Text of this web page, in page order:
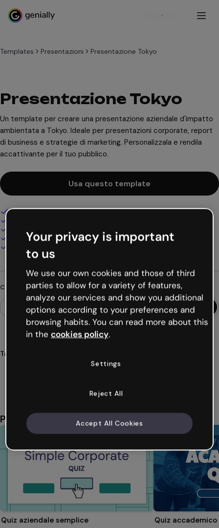
Registrati
Templates Presentazioni Presentazione Tokyo
Presentazione Tokyo
Un template per creare una presentazione aziendale d'impatto
ambientata a Tokyo. Ideale per presentazioni corporate, report
di business e strategie di marketing. Personalizzala e rendila
accattivante per il tuo pubblico.
Usa questo template
Design interattivo e animato
Presenta, condividi o pubblica online
Scarica in PDF, MP4 e altri formati
Cerchi qualcosa di diverso?
Tags
aziende
Potrebbe piacerti anche
Quiz aziendale semplice Quiz accademico
Your privacy is important
to us
We use our own cookies and those of third
parties to allow for a variety of features,
analyze our services and show you additional
options according to your preferences and
browsing habits. You can read more about this
in the cookies policy.
Settings
Reject All
Accept All Cookies